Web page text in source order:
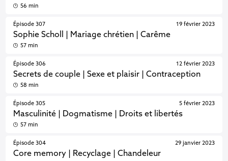
56 min
Épisode 307
Sophie Scholl | Mariage chrétien | Carême
19 février 2023
57 min
Épisode 306
Secrets de couple | Sexe et plaisir | Contraception
12 février 2023
58 min
Épisode 305
Masculinité | Dogmatisme | Droits et libertés
5 février 2023
57 min
Épisode 304
Core memory | Recyclage | Chandeleur
29 janvier 2023